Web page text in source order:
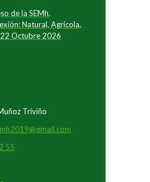
de la SEMh.
Natural, Agrícola,
Octubre 2026
Triviño
55